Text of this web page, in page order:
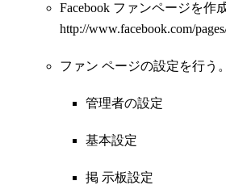
Facebook ファンページを作
http://www.facebook.com/
ファン ページの設定を行う。
管理者の設定
基本設定
掲 示板設定